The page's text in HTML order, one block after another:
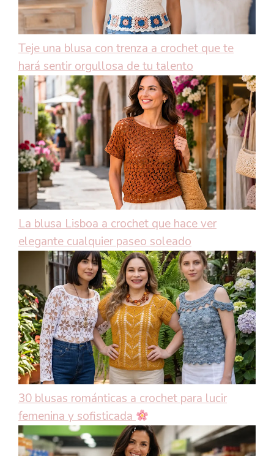
Teje una blusa con trenza a crochet que te
hará sentir orgullosa de tu talento
La blusa Lisboa a crochet que hace ver
elegante cualquier paseo soleado
30 blusas románticas a crochet para lucir
femenina y sofisticada